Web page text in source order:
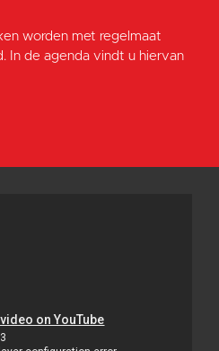
worden met regelmaat
In de agenda vindt u hiervan